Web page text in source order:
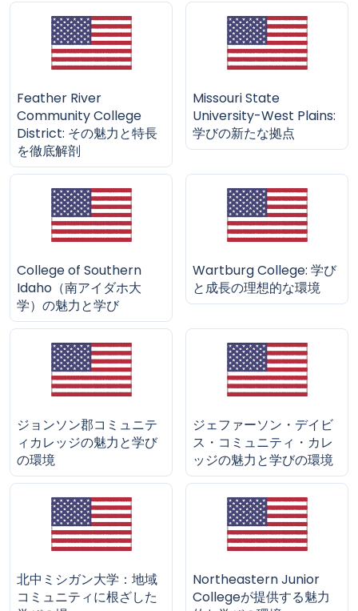
Feather River
Community College
District: その魅力と特長
を徹底解剖
Missouri State
University-West Plains:
学びの新たな拠点
College of Southern
Idaho（南アイダホ大
学）の魅力と学び
Wartburg College: 学び
と成長の理想的な環境
ジョンソン郡コミュニテ
ィカレッジの魅力と学び
の環境
ジェファーソン・デイビ
ス・コミュニティ・カレ
ッジの魅力と学びの環境
北中ミシガン大学：地域
コミュニティに根ざした
Northeastern Junior
Collegeが提供する魅力